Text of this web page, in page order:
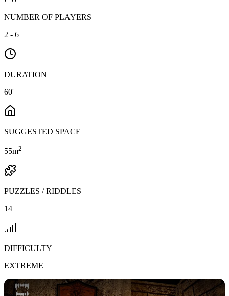
NUMBER OF PLAYERS
2 - 6
DURATION
60'
SUGGESTED SPACE
55m2
PUZZLES / RIDDLES
14
DIFFICULTY
EXTREME